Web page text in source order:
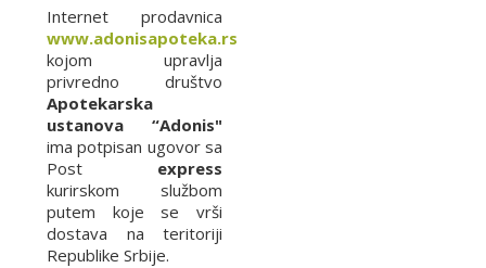
Internet prodavnica
www.adonisapoteka.rs
kojom upravlja
privredno društvo
Apotekarska
ustanova “Adonis"
ima potpisan ugovor sa
Post express
kurirskom službom
putem koje se vrši
dostava na teritoriji
Republike Srbije.